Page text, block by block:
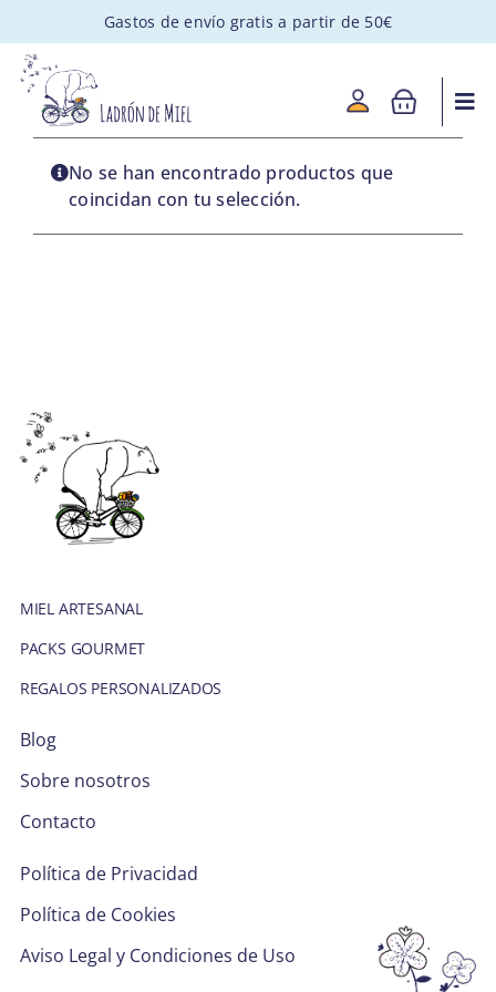
al
contenido
Gastos de envío gratis a partir de 50€
MIEL ARTESANAL
PACKS GOURMET
No se han encontrado productos que
coincidan con tu selección.
MIEL ARTESANAL
PACKS GOURMET
REGALOS PERSONALIZADOS
Blog
Sobre nosotros
Contacto
Política de Privacidad
Política de Cookies
Aviso Legal y Condiciones de Uso